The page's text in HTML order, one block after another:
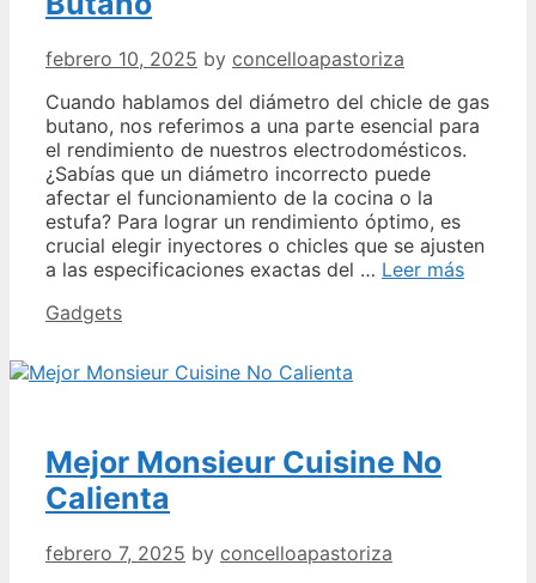
febrero 10, 2025 by concelloapastoriza
Cuando hablamos del diámetro del chicle de gas
butano, nos referimos a una parte esencial para
el rendimiento de nuestros electrodomésticos.
¿Sabías que un diámetro incorrecto puede
afectar el funcionamiento de la cocina o la
estufa? Para lograr un rendimiento óptimo, es
crucial elegir inyectores o chicles que se ajusten
a las especificaciones exactas del … Leer másMejor
Categories
Gadgets
Mejor Monsieur Cuisine No
Calienta
febrero 7, 2025 by concelloapastoriza